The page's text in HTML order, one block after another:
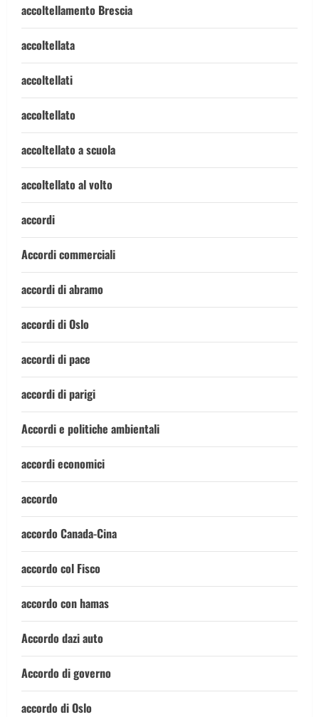
accoltellamento Brescia
accoltellata
accoltellati
accoltellato
accoltellato a scuola
accoltellato al volto
accordi
Accordi commerciali
accordi di abramo
accordi di Oslo
accordi di pace
accordi di parigi
Accordi e politiche ambientali
accordi economici
accordo
accordo Canada-Cina
accordo col Fisco
accordo con hamas
Accordo dazi auto
Accordo di governo
accordo di Oslo